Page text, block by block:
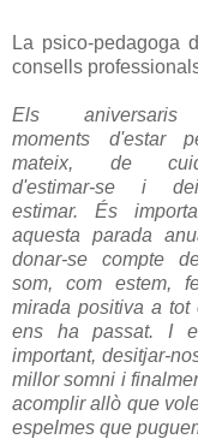
La psico-pedagoga
consells
Els
moments d'estar
mateix, de
d'estimar-se i
estimar. És
aquesta parada
donar-se compte
som, com estem,
mirada positiva a tot
ens ha passat. I
important, desitjar-
millor somni i
acomplir allò que
espelmes que